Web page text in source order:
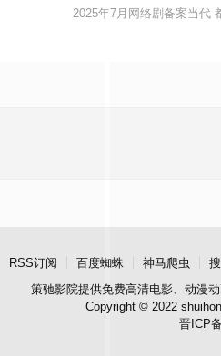
”完成复仇的受害者；临终前与遗憾
2025年7月网络剧备案当代
RSS订阅 百度蜘蛛 神马爬虫
策驰影院提供免费高清电影、动漫
Copyright © 2022
晋ICP